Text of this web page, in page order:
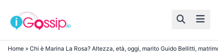
Skip to content
Home » Chi è Marina La Rosa? Altezza, età, oggi, marito Guido Bellitti,